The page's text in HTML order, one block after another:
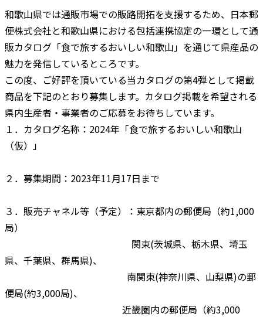
和歌山県では通販市場での販路開拓を支援するため、日本郵
便株式会社と和歌山県における包括連携協定の一環として通
販カタログ「食で旅するおいしい和歌山」を通じて県産品の
魅力を発信しているところです。
この度、ご好評を頂いている当カタログの第4弾として掲載
商品を下記のとおり募集します。カタログ掲載を希望される
県内生産者・事業者のご応募をお待ちしています。
１．カタログ名称：2024年「食で旅するおいしい和歌山
（仮）」
２．募集期間：2023年11月17日まで
３．販売チャネル等（予定）：東京都内の郵便局（約1,000
局）
関東(茨城県、栃木県、埼玉
県、千葉県、群馬県)、
南関東(神奈川県、山梨県)の郵
便局(約3,000局)、
近畿圏内の郵便局（約3,000